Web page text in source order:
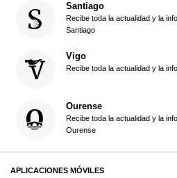
Santiago
Recibe toda la actualidad y la
Santiago
Vigo
Recibe toda la actualidad y la
Ourense
Recibe toda la actualidad y la
Ourense
APLICACIONES MÓVILES